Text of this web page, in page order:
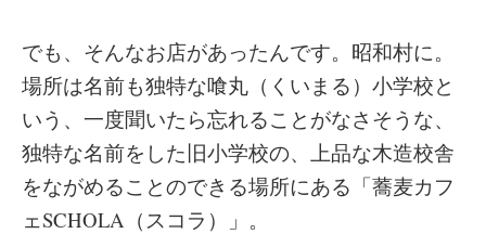
でも、そんなお店があったんです。昭和村に。
場所は名前も独特な喰丸（くいまる）小学校と
いう、一度聞いたら忘れることがなさそうな、
独特な名前をした旧小学校の、上品な木造校舎
をながめることのできる場所にある「蕎麦カフ
ェSCHOLA（スコラ）」。